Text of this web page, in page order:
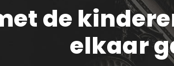
de
elkaar